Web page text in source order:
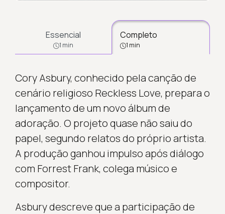
Essencial
1 min
Completo
1 min
Cory Asbury, conhecido pela canção de
cenário religioso Reckless Love, prepara o
lançamento de um novo álbum de
adoração. O projeto quase não saiu do
papel, segundo relatos do próprio artista.
A produção ganhou impulso após diálogo
com Forrest Frank, colega músico e
compositor.
Asbury descreve que a participação de